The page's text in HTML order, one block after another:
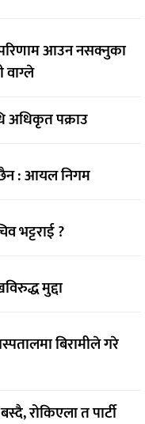
परिणाम आउन नसक्नुका
वाग्ले
अधिकृत पक्राउ
: आयल निगम
भट्टराई ?
मुद्दा
बिरामीले गरे
रोकिएला त पार्टी